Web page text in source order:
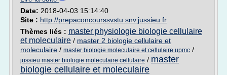
Date: 2018-04-03 15:14:40
Site : http://prepaconcourssvstu.snv.jussieu.fr
Thèmes liés : master physiologie biologie cellulaire
et moleculaire / master 2 biologie cellulaire et
moleculaire / master biologie moleculaire et cellulaire upmc /
jussieu master biologie moleculaire cellulaire / master
biologie cellulaire et moleculaire